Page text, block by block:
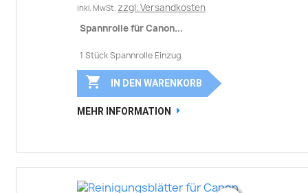
inkl. MwSt. zzgl. Versandkosten
Spannrolle für Canon...
1 Stück Spannrolle Einzug
 IN DEN WARENKORB
MEHR INFORMATION